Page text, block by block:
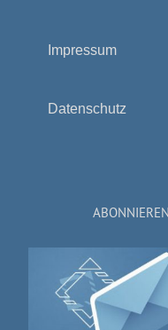
Impressum
Datenschutz